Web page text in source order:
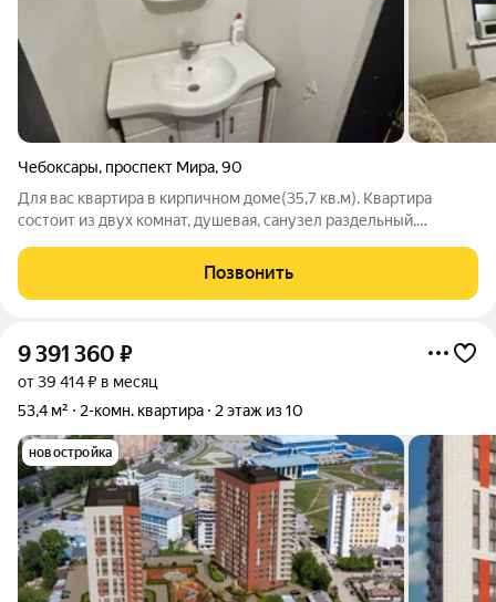
Чебоксары, проспект Мира,90
Для вас квартира в кирпичном доме(35,7 кв.м). Квартира
состоит из двух комнат, душевая, санузел раздельный,
Пластиковые окна, мебель остается. Вся сумма в договоре.
Соседи спокойные. Общая кухня тоже
Позвонить
9 391 360 ₽
от 39 414 ₽ в месяц
53,4 м²
2-комн. квартира 2 этаж из 10
новостройка